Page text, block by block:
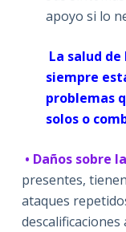
apoyo si lo
La salud
siempre
problemas
solos o
• Daños sobre
presentes,
ataques